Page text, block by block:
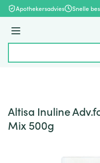
Ga naar de inhoud
Apothekersadvies Snelle
Menu
Altisa Inuline
Mix 500g